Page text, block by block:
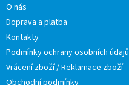
O nás
Doprava a platba
Kontakty
Podmínky ochrany osobních údajů
Vrácení zboží / Reklamace zboží
Obchodní podmínky